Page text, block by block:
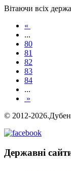
Вітаючи всіх
«
...
80
81
82
83
84
...
»
© 2012-
Державні